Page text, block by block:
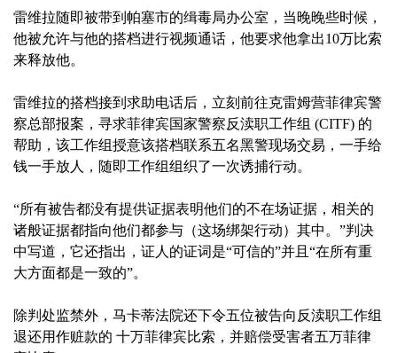
雷维拉随即被带到帕塞市的缉毒局办公室，当晚晚些时候，
他被允许与他的搭档进行视频通话，他要求他拿出10万比索
来释放他。
雷维拉的搭档接到求助电话后，立刻前往克雷姆营菲律宾警
察总部报案，寻求菲律宾国家警察反渎职工作组 (CITF) 的
帮助，该工作组授意该搭档联系五名黑警现场交易，一手给
钱一手放人，随即工作组组织了一次诱捕行动。
“所有被告都没有提供证据表明他们的不在场证据，相关的
诸般证据都指向他们都参与（这场绑架行动）其中。”判决
中写道，它还指出，证人的证词是“可信的”并且“在所有重
大方面都是一致的”。
除判处监禁外，马卡蒂法院还下令五位被告向反渎职工作组
退还用作赃款的 十万菲律宾比索，并赔偿受害者五万菲律